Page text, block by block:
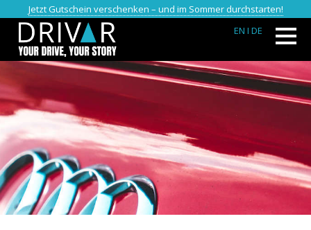
Jetzt Gutschein verschenken – und im Sommer durchstarten!
EN I DE